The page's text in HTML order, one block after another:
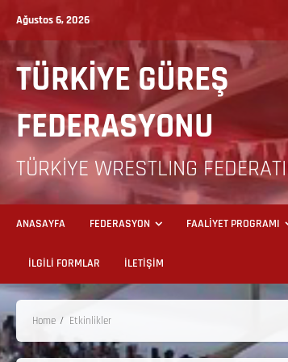
Ağustos 6, 2026
TÜRKİYE GÜREŞ
FEDERASYONU
TÜRKİYE WRESTLING
ANASAYFA FEDERASYON FAALİYET PROGRAMI
İLGİLİ FORMLAR İLETİŞİM
Home Etkinlikler